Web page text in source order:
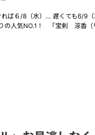
ば６/8（水）… 遅くても6/9（
りの人気NO.1！ 「宝剣 涼香